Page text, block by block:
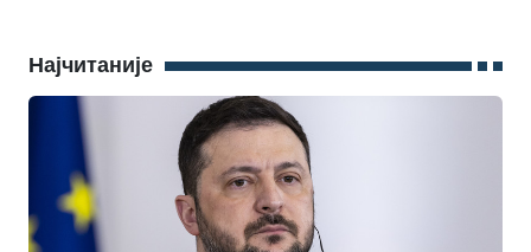
Најчитаније